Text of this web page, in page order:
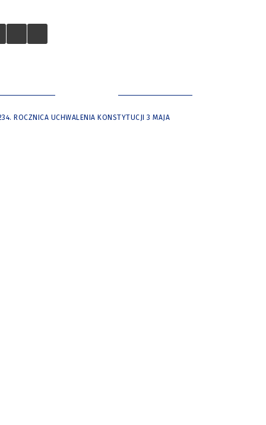
ROCZNICA UCHWALENIA KONSTYTUCJI 3 MAJA